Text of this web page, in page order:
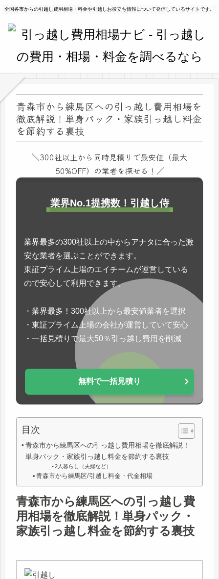
全国各市からの引越し費用相場・料金や引越しお役立ち情報について発信しているサイトです。
青森市から練馬区への引っ越し費用相場を
徹底解説！単身パック・家族引っ越し料金
を節約する裏技
＼300社以上から同時見積りで最安値（最大
50%OFF）の業者を探せる！／
業界No.1提携数！引越し侍
業界最多の300社以上の中からアナタに合った激
安な業者を選ぶことができます。
東証プライム上場のエイチームが運営している
ので安心して利用できます。
・業界最多！300社以上から最安値業者を選択
・東証プライム上場の会社が運営していて安心
・一括見積りで最大50％引っ越し費用を削減
無料で一括見積り
目次
青森市から練馬区への引っ越し費用相場を徹底解説！
単身パック・家族引っ越し料金を節約する裏技
2人暮らし（夫婦など）
青森市から練馬区/引越し料金・代金相場
青森市から練馬区への引っ越し費
用相場を徹底解説！単身パック・
家族引っ越し料金を節約する裏技